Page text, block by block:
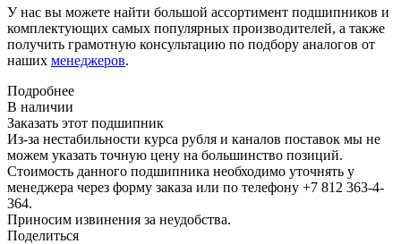
У нас вы можете найти большой ассортимент подшипников и
комплектующих самых популярных производителей, а также
получить грамотную консультацию по подбору аналогов от
наших менеджеров.
Подробнее
В наличии
Заказать этот подшипник
Из-за нестабильности курса рубля и каналов поставок мы не
можем указать точную цену на большинство позиций.
Стоимость данного подшипника необходимо уточнять у
менеджера через форму заказа или по телефону +7 812 363-4-
364.
Приносим извинения за неудобства.
Поделиться